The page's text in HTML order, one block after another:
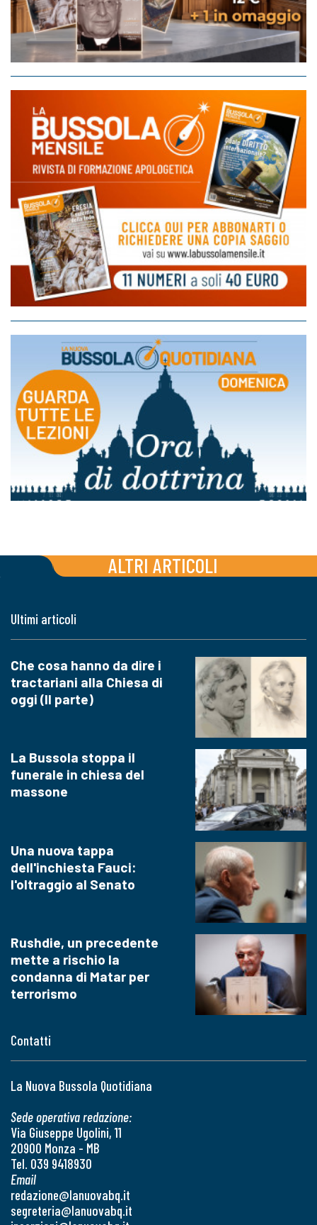
ALTRI ARTICOLI
Contatti
La Nuova Bussola Quotidiana
Sede operativa redazione:
Via Giuseppe Ugolini, 11
20900 Monza - MB
Tel. 039 9418930
Email
redazione@lanuovabq.it
segreteria@lanuovabq.it
Ultimi articoli
Che cosa hanno da dire i
tractariani alla Chiesa di
oggi (II parte)
La Bussola stoppa il
funerale in chiesa del
massone
Una nuova tappa
dell'inchiesta Fauci:
l'oltraggio al Senato
Rushdie, un precedente
mette a rischio la
condanna di Matar per
terrorismo